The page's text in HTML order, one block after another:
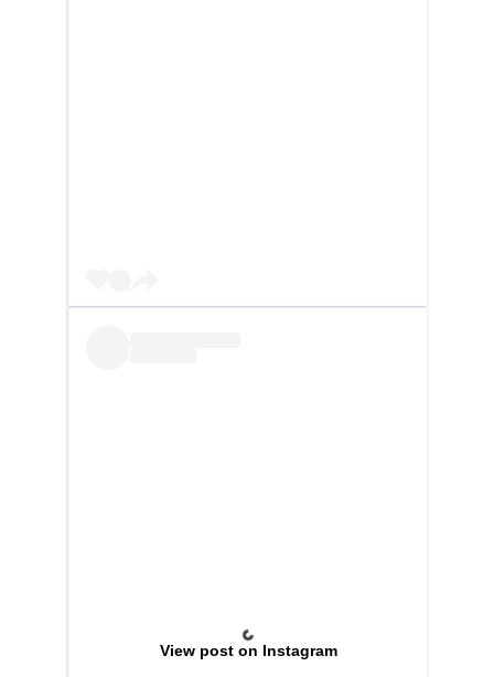
View post on Instagram